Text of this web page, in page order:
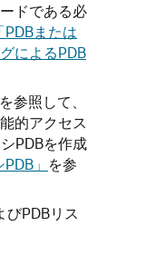
ドである必
「PDBまたは
によるPDB
参照して、
的アクセス
PDBを作成
」 を参
びPDBリス